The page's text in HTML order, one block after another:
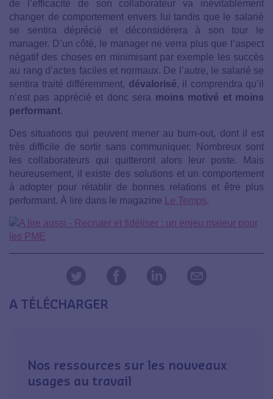
de l’efficacité de son collaborateur va inévitablement
changer de comportement envers lui tandis que le salarié
se sentira déprécié et déconsidérera à son tour le
manager. D’un côté, le manager ne verra plus que l’aspect
négatif des choses en minimisant par exemple les succès
au rang d’actes faciles et normaux. De l’autre, le salarié se
sentira traité différemment, dévalorisé, il comprendra qu’il
n’est pas apprécié et donc sera moins motivé et moins
performant.
Des situations qui peuvent mener au burn-out, dont il est
très difficile de sortir sans communiquer. Nombreux sont
les collaborateurs qui quitteront alors leur poste. Mais
heureusement, il existe des solutions et un comportement
à adopter pour rétablir de bonnes relations et être plus
performant. À lire dans le magazine
Le Temps.
A TÉLÉCHARGER
Nos ressources sur les nouveaux
usages au travail